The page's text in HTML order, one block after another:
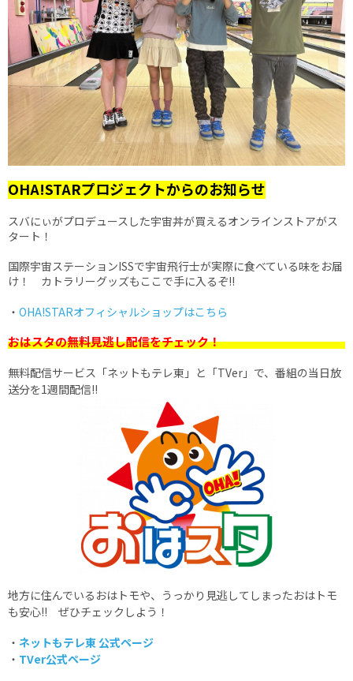
OHA!STARプロジェクトからのお知らせ
スバにぃがプロデュースした宇宙丼が買えるオンラインストアがス
タート！
国際宇宙ステーションISSで宇宙飛行士が実際に食べている味をお届
け！ カトラリーグッズもここで手に入るぞ!!
・ OHA!STARオフィシャルショップはこちら
おはスタの無料見逃し配信をチェック！
無料配信サービス「ネットもテレ東」と「TVer」で、番組の当日放
送分を1週間配信!!
地方に住んでいるおはトモや、うっかり見逃してしまったおはトモ
も安心!! ぜひチェックしよう！
・ ネットもテレ東 公式ページ
・ TVer公式ページ